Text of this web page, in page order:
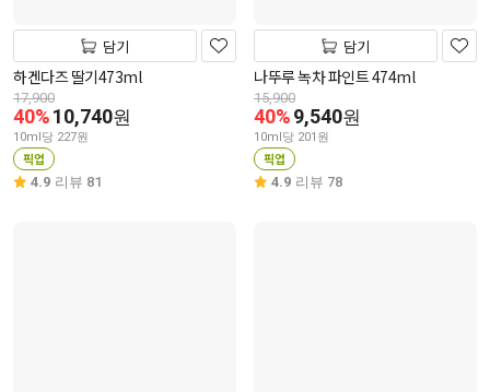
담기
하겐다즈 딸기473ml
17,900
40%10,740원
10ml당 227원
픽업
4.9 리뷰 81
담기
나뚜루 녹차 파인트 474ml
15,900
40%9,540원
10ml당 201원
픽업
4.9 리뷰 78